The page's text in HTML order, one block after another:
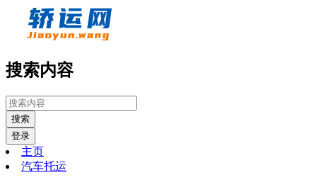
搜索内容
搜索
登录
主页
汽车托运